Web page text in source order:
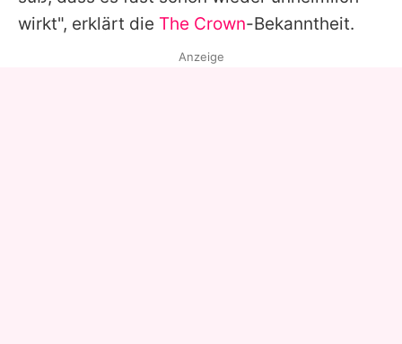
wirkt", erklärt die The Crown-Bekanntheit.
Anzeige